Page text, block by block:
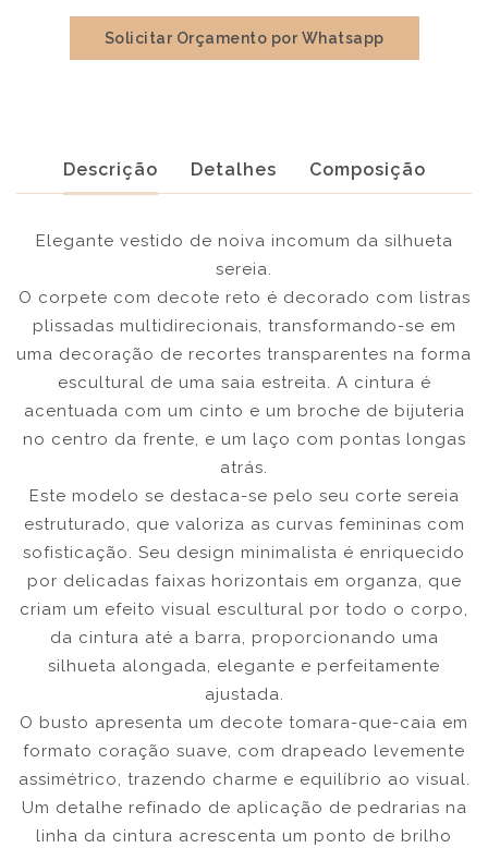
Solicitar Orçamento por Whatsapp
Descrição Detalhes Composição
Elegante vestido de noiva incomum da silhueta
sereia.
O corpete com decote reto é decorado com listras
plissadas multidirecionais, transformando-se em
uma decoração de recortes transparentes na forma
escultural de uma saia estreita. A cintura é
acentuada com um cinto e um broche de bijuteria
no centro da frente, e um laço com pontas longas
atrás.
Este modelo se destaca-se pelo seu corte sereia
estruturado, que valoriza as curvas femininas com
sofisticação. Seu design minimalista é enriquecido
por delicadas faixas horizontais em organza, que
criam um efeito visual escultural por todo o corpo,
da cintura até a barra, proporcionando uma
silhueta alongada, elegante e perfeitamente
ajustada.
O busto apresenta um decote tomara-que-caia em
formato coração suave, com drapeado levemente
assimétrico, trazendo charme e equilíbrio ao visual.
Um detalhe refinado de aplicação de pedrarias na
linha da cintura acrescenta um ponto de brilho